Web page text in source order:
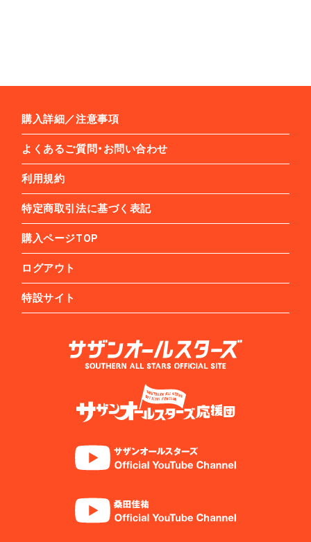
購入詳細／注意事項
よくあるご質問・お問い合わせ
利用規約
特定商取引法に基づく表記
購入ページTOP
ログアウト
特設サイト